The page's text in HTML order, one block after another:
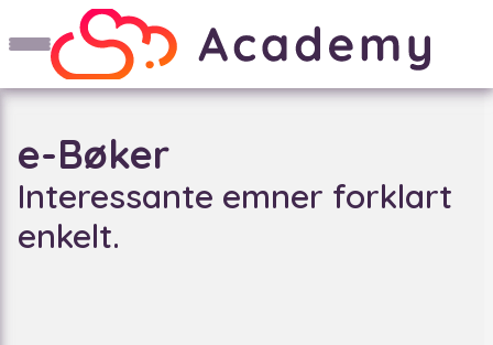
e-Bøker
Interessante emner forklart
enkelt.